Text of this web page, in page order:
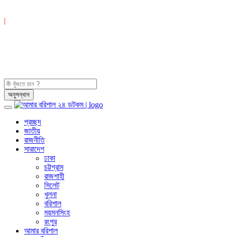
|
প্রচ্ছদ
জাতীয়
রাজনীতি
সারাদেশ
ঢাকা
চট্টগ্রাম
রাজশাহী
সিলেট
খুলনা
বরিশাল
ময়মনসিংহ
রংপুর
আমার বরিশাল